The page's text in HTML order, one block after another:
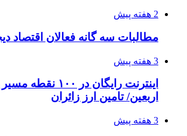
2 هفته پیش
مطالبات سه گانه فعالان اقتصاد
3 هفته پیش
اینترنت رایگان در ۱۰۰
اربعین/ تامین ارز زائران
3 هفته پیش